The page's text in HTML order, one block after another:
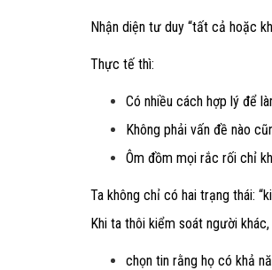
Nhận diện tư duy “tất cả hoặc
Thực tế thì:
Có nhiều cách hợp lý để
Không phải vấn đề nào
Ôm đồm mọi rắc rối chỉ
Ta không chỉ có hai trạng thái:
Khi ta thôi kiểm soát người khác,
chọn tin rằng họ có khả